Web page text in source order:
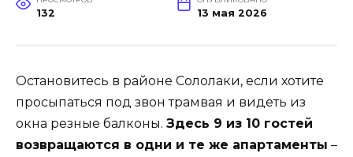
132 13 мая 2026
Остановитесь в районе Сололаки, если хотите
просыпаться под звон трамвая и видеть из
окна резные балконы. Здесь 9 из 10 гостей
возвращаются в одни и те же апартаменты –